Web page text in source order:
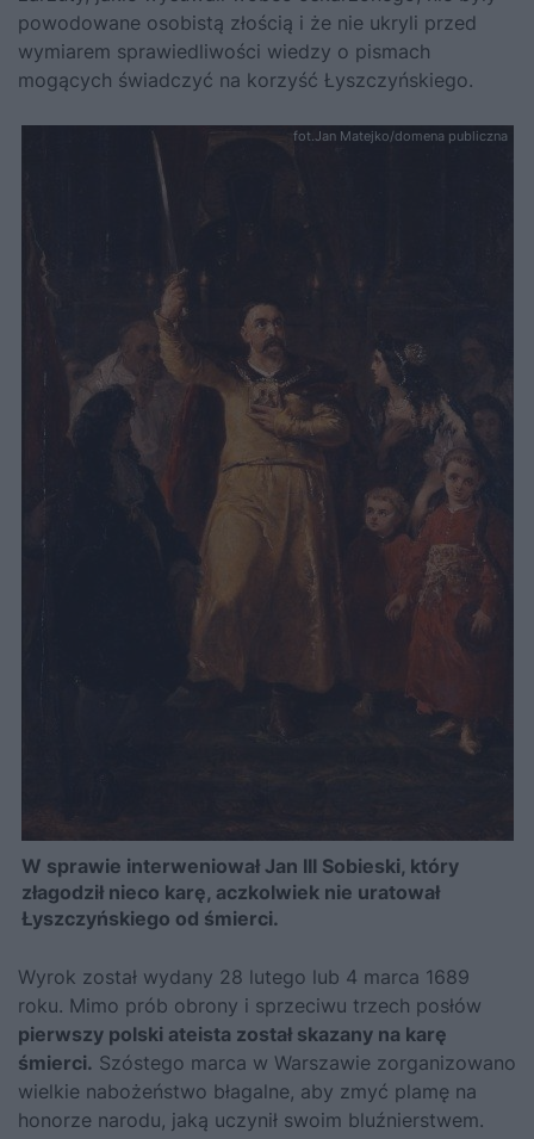
powodowane osobistą złością i że nie ukryli przed
wymiarem sprawiedliwości wiedzy o pismach
mogących świadczyć na korzyść Łyszczyńskiego.
fot.Jan Matejko/domena publiczna
W sprawie interweniował Jan III Sobieski, który
złagodził nieco karę, aczkolwiek nie uratował
Łyszczyńskiego od śmierci.
Wyrok został wydany 28 lutego lub 4 marca 1689
roku. Mimo prób obrony i sprzeciwu trzech posłów
pierwszy polski ateista został skazany na karę
śmierci. Szóstego marca w Warszawie zorganizowano
wielkie nabożeństwo błagalne, aby zmyć plamę na
honorze narodu, jaką uczynił swoim bluźnierstwem.